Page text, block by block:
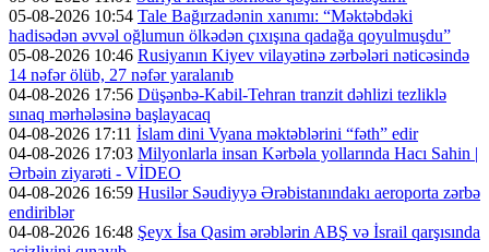
05-08-2026 10:54 Tale Bağırzadənin xanımı: “Məktəbdəki
hadisədən əvvəl oğlumun ölkədən çıxışına qadağa qoyulmuşdu”
05-08-2026 10:46 Rusiyanın Kiyev vilayətinə zərbələri nəticəsində
14 nəfər ölüb, 27 nəfər yaralanıb
04-08-2026 17:56 Düşənbə-Kabil-Tehran tranzit dəhlizi tezliklə
sınaq mərhələsinə başlayacaq
04-08-2026 17:11 İslam dini Vyana məktəblərini “fəth” edir
04-08-2026 17:03 Milyonlarla insan Kərbəla yollarında Hacı Sahin |
Ərbəin ziyarəti - VİDEO
04-08-2026 16:59 Husilər Səudiyyə Ərəbistanındakı aeroporta zərbə
endiriblər
04-08-2026 16:48 Şeyx İsa Qasim ərəblərin ABŞ və İsrail qarşısında